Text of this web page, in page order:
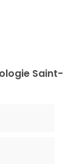
Saint-